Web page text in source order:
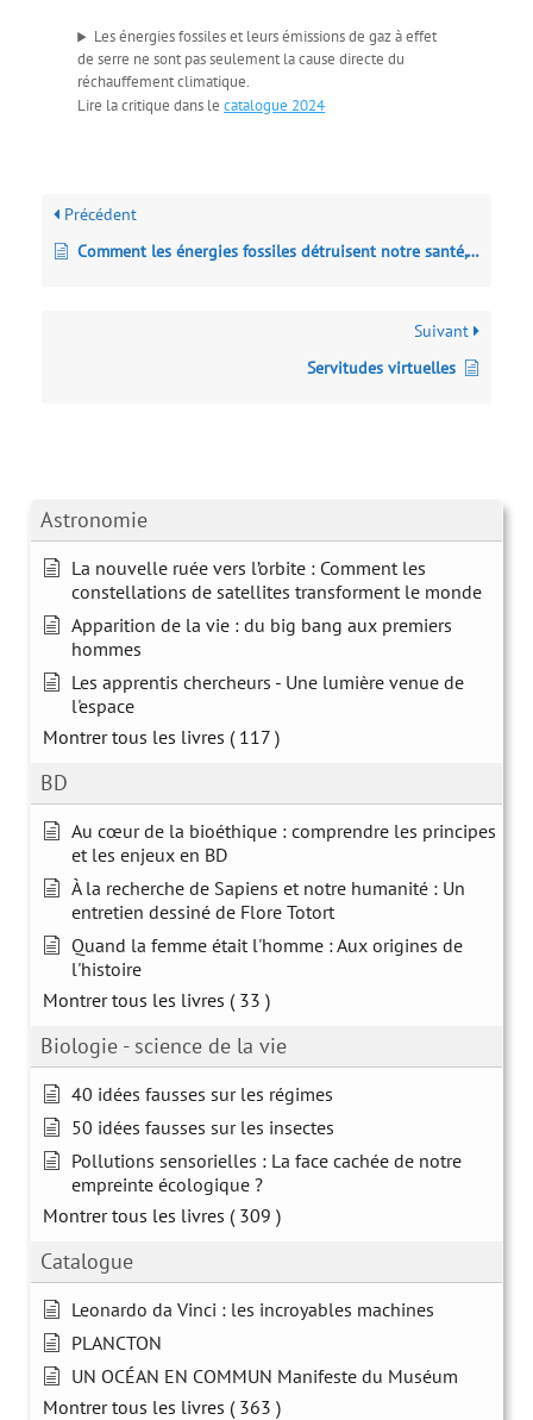
Astronomie
La nouvelle ruée vers l’orbite : Comment les
constellations de satellites transforment le monde
Apparition de la vie : du big bang aux premiers
hommes
Les apprentis chercheurs - Une lumière venue de
l'espace
Montrer tous les livres ( 117 )
BD
Au cœur de la bioéthique : comprendre les principes
et les enjeux en BD
À la recherche de Sapiens et notre humanité : Un
entretien dessiné de Flore Totort
Quand la femme était l'homme : Aux origines de
l'histoire
Montrer tous les livres ( 33 )
Biologie - science de la vie
40 idées fausses sur les régimes
50 idées fausses sur les insectes
Pollutions sensorielles : La face cachée de notre
empreinte écologique ?
Montrer tous les livres ( 309 )
Catalogue
Leonardo da Vinci : les incroyables machines
PLANCTON
UN OCÉAN EN COMMUN Manifeste du Muséum
Montrer tous les livres ( 363 )
Les énergies fossiles et leurs émissions de gaz à effet
de serre ne sont pas seulement la cause directe du
réchauffement climatique.
Lire la critique dans lecatalogue 2024
Précédent
Comment les énergies fossiles détruisent notre santé, le climat et la biodiversité
Suivant
Servitudes virtuelles